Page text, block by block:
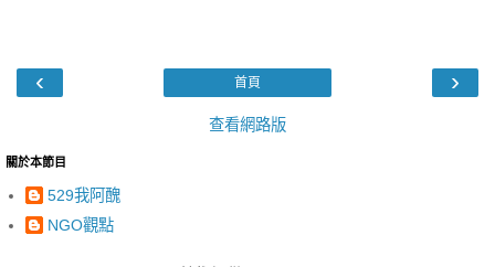
‹ ›
首頁
查看網路版
關於本節目
529我阿醜
NGO觀點